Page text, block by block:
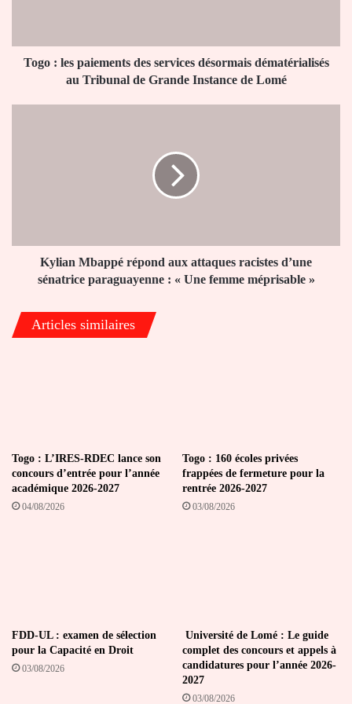
au
Tribunal
Togo : les paiements des services désormais dématérialisés
au Tribunal de Grande Instance de Lomé
paraguayenne
femme
méprisable
Kylian Mbappé répond aux attaques racistes d’une
sénatrice paraguayenne : « Une femme méprisable »
Articles similaires
Togo : L’IRES-RDEC lance son
concours d’entrée pour l’année
académique 2026-2027
04/08/2026
Togo : 160 écoles privées
frappées de fermeture pour la
rentrée 2026-2027
03/08/2026
FDD-UL : examen de sélection
pour la Capacité en Droit
03/08/2026
Université de Lomé : Le guide
complet des concours et appels à
candidatures pour l’année 2026-
2027
03/08/2026